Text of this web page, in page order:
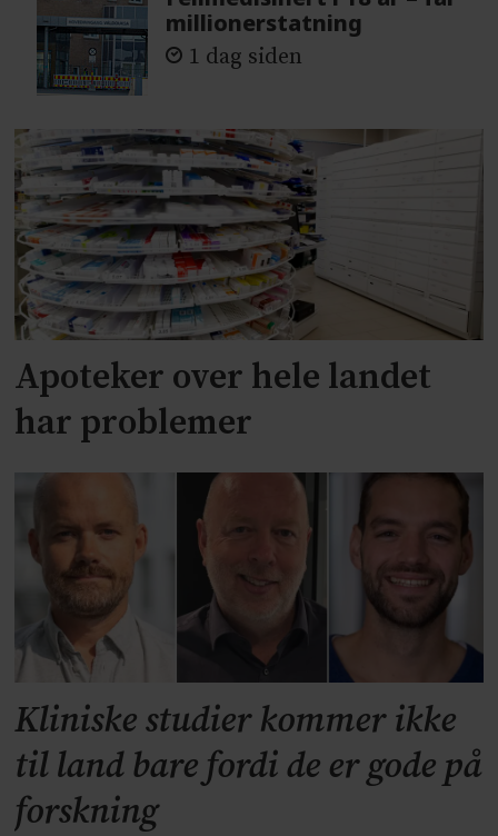
millionerstatning
1 dag siden
Apoteker over hele landet
har problemer
Kliniske studier kommer ikke
til land bare fordi de er gode på
forskning